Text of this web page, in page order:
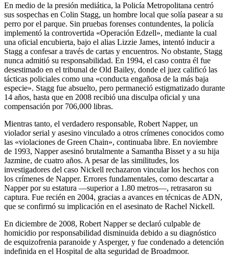
En medio de la presión mediática, la Policía Metropolitana centró
sus sospechas en Colin Stagg, un hombre local que solía pasear a su
perro por el parque. Sin pruebas forenses contundentes, la policía
implementó la controvertida «Operación Edzell», mediante la cual
una oficial encubierta, bajo el alias Lizzie James, intentó inducir a
Stagg a confesar a través de cartas y encuentros. No obstante, Stagg
nunca admitió su responsabilidad. En 1994, el caso contra él fue
desestimado en el tribunal de Old Bailey, donde el juez calificó las
tácticas policiales como una «conducta engañosa de la más baja
especie». Stagg fue absuelto, pero permaneció estigmatizado durante
14 años, hasta que en 2008 recibió una disculpa oficial y una
compensación por 706,000 libras.
Mientras tanto, el verdadero responsable, Robert Napper, un
violador serial y asesino vinculado a otros crímenes conocidos como
las «violaciones de Green Chain», continuaba libre. En noviembre
de 1993, Napper asesinó brutalmente a Samantha Bisset y a su hija
Jazmine, de cuatro años. A pesar de las similitudes, los
investigadores del caso Nickell rechazaron vincular los hechos con
los crímenes de Napper. Errores fundamentales, como descartar a
Napper por su estatura —superior a 1.80 metros—, retrasaron su
captura. Fue recién en 2004, gracias a avances en técnicas de ADN,
que se confirmó su implicación en el asesinato de Rachel Nickell.
En diciembre de 2008, Robert Napper se declaró culpable de
homicidio por responsabilidad disminuida debido a su diagnóstico
de esquizofrenia paranoide y Asperger, y fue condenado a detención
indefinida en el Hospital de alta seguridad de Broadmoor.